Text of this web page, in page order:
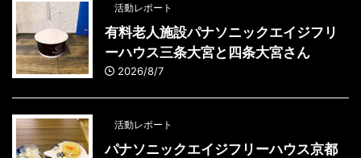
活動レポート
有料老人施設パナソニックエイジフリ
ーハウス三条大宮と四条大宮さん
2026/8/7
活動レポート
パナソニックエイジフリーハウス京都